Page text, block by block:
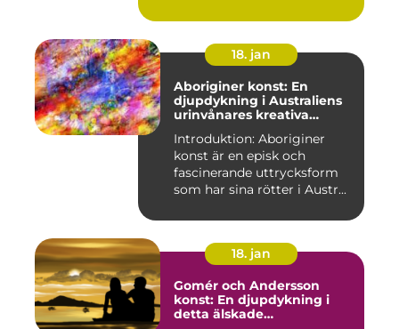
18. jan
Aboriginer konst: En
djupdykning i Australiens
urinvånares kreativa
Introduktion: Aboriginer
konst är en episk och
fascinerande uttrycksform
som har sina rötter i Austr...
18. jan
Gomér och Andersson
konst: En djupdykning i
detta älskade